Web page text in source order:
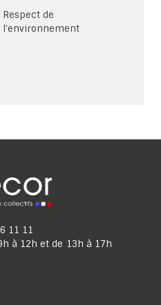
Respect de
l'environnement
11 11
à 12h et de 13h à 17h